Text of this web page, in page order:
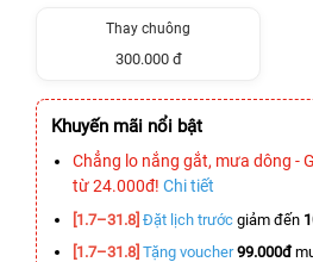
Thay chuông
300.000 đ
Khuyến mãi nổi bật
Chẳng lo nắng gắt, mưa dông -
từ 24.000đ! Chi tiết
[1.7–31.8] Đặt lịch trước giảm đến
[1.7–31.8] Tặng voucher 99.000đ